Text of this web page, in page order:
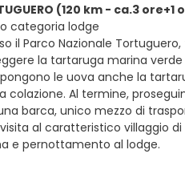
(120 km - ca.3
categoria lodge
Parco Nazionale
la tartaruga marina
le uova anche la
Al termine,
barca, unico mezzo di
al caratteristico villaggio
e pernottamento al lodge.